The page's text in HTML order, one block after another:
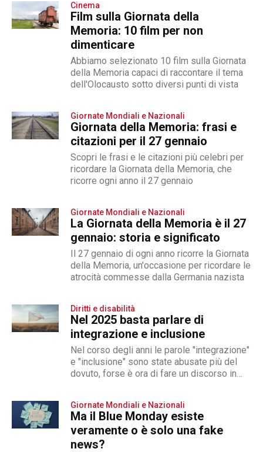
Cinema
Film sulla Giornata della
Memoria: 10 film per non
dimenticare
Abbiamo selezionato 10 film sulla Giornata
della Memoria capaci di raccontare il tema
dell'Olocausto sotto diversi punti di vista
Giornate Mondiali e Nazionali
Giornata della Memoria: frasi e
citazioni per il 27 gennaio
Scopri le frasi e le citazioni più celebri per
ricordare la Giornata della Memoria, che
ricorre ogni anno il 27 gennaio
Giornate Mondiali e Nazionali
La Giornata della Memoria è il 27
gennaio: storia e significato
Il 27 gennaio di ogni anno ricorre la Giornata
della Memoria, un'occasione per ricordare le
atrocità commesse dalla Germania nazista
Diritti e disabilità
Nel 2025 basta parlare di
integrazione e inclusione
Nel corso degli anni le parole "integrazione"
e "inclusione" sono state abusate più del
dovuto, forse è ora di fare un discorso in
Giornate Mondiali e Nazionali
Ma il Blue Monday esiste
veramente o è solo una fake
news?